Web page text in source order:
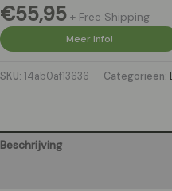
€55,95 + Free Shipping
Meer Info!
SKU: 14ab0af13636 Categorieën:
Beschrijving